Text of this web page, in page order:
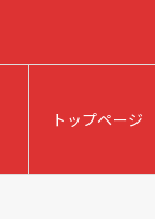
トップページ